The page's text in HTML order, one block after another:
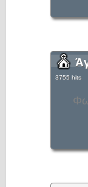
3755 hits